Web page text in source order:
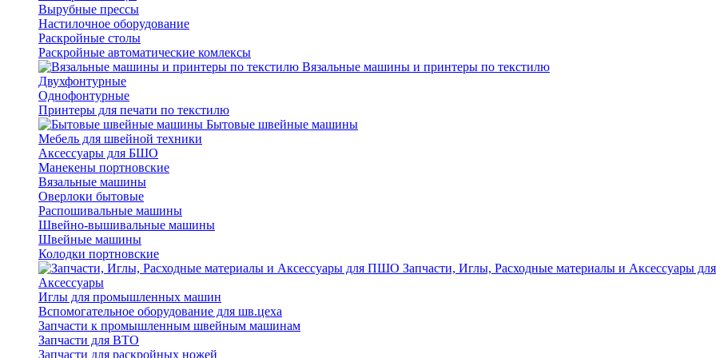
Вырубные прессы
Настилочное оборудование
Раскройные столы
Раскройные автоматические комлексы
Вязальные машины и принтеры по текстилю
Двухфонтурные
Однофонтурные
Принтеры для печати по текстилю
Бытовые швейные машины
Мебель для швейной техники
Аксессуары для БШО
Манекены портновские
Вязальные машины
Оверлоки бытовые
Распошивальные машины
Швейно-вышивальные машины
Швейные машины
Колодки портновские
Запчасти, Иглы, Расходные материалы и Аксессуары
Аксессуары
Иглы для промышленных машин
Вспомогательное оборудование для шв.цеха
Запчасти к промышленным швейным машинам
Запчасти для ВТО
Запчасти для раскройных ножей